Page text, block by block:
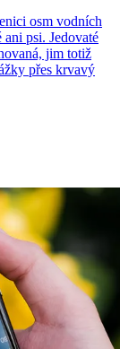
osm vodních
psi. Jedovaté
jim totiž
přes krvavý